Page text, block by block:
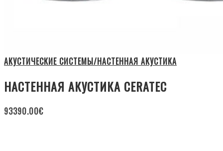
АКУСТИЧЕСКИЕ СИСТЕМЫ/НАСТЕННАЯ АКУСТИКА
НАСТЕННАЯ АКУСТИКА CERATEC
93390.00€